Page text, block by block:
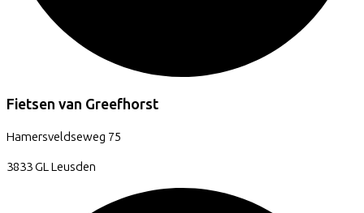
Fietsen van Greefhorst
Hamersveldseweg 75
3833 GLLeusden